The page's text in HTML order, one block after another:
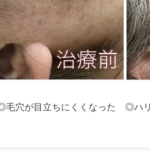
穴が目立ちにくくなった ◎ハ